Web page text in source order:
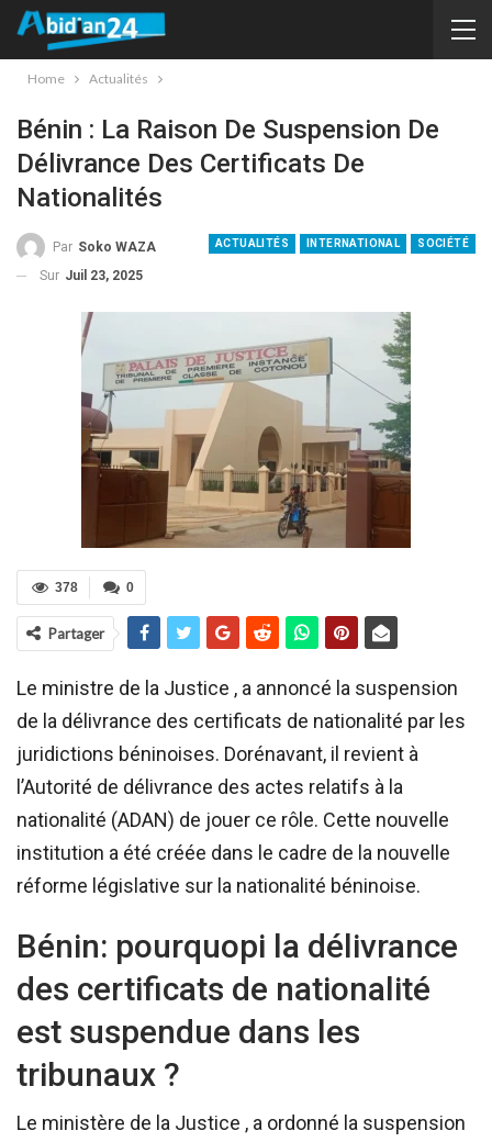
Home Actualités
Bénin : La Raison De Suspension De
Délivrance Des Certificats De
Nationalités
ACTUALITÉS INTERNATIONAL SOCIÉTÉ
Par Soko WAZA
Sur Juil 23, 2025
0
378
Partager
Le ministre de la Justice , a annoncé la suspension
de la délivrance des certificats de nationalité par les
juridictions béninoises. Dorénavant, il revient à
l’Autorité de délivrance des actes relatifs à la
nationalité (ADAN) de jouer ce rôle. Cette nouvelle
institution a été créée dans le cadre de la nouvelle
réforme législative sur la nationalité béninoise.
Bénin: pourquopi la délivrance
des certificats de nationalité
est suspendue dans les
tribunaux ?
Le ministère de la Justice , a ordonné la suspension